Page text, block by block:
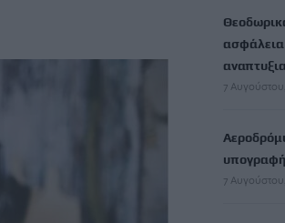
ασφάλεια
7
7